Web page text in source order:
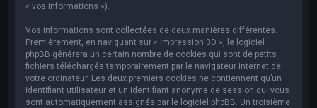
« vos informations »).
Vos informations sont collectées de deux manières différentes.
Premièrement, en naviguant sur « Impression 3D », le logiciel
phpBB génèrera un certain nombre de cookies qui sont de petits
fichiers téléchargés temporairement par le navigateur internet de
votre ordinateur. Les deux premiers cookies ne contiennent qu’un
identifiant utilisateur et un identifiant anonyme de session qui vous
sont automatiquement assignés par le logiciel phpBB. Un troisième